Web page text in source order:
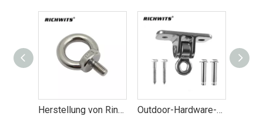
Herstellung von Ringschrauben aus Edelstahl DIN 580 Outdoor-Hardware-Hängemattenschaukel aus Edelstahl